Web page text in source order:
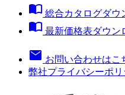
import_contacts 総合カタログダウ
import_contacts 最新価格表ダウン
mail お問い合わせはこ
弊社プライバシーポリ